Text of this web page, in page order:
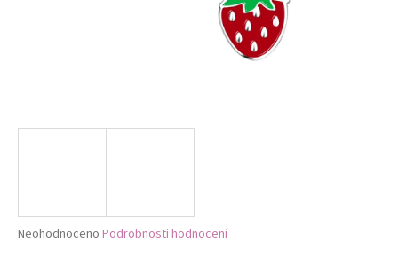
Průměrné
Neohodnoceno Podrobnosti hodnocení